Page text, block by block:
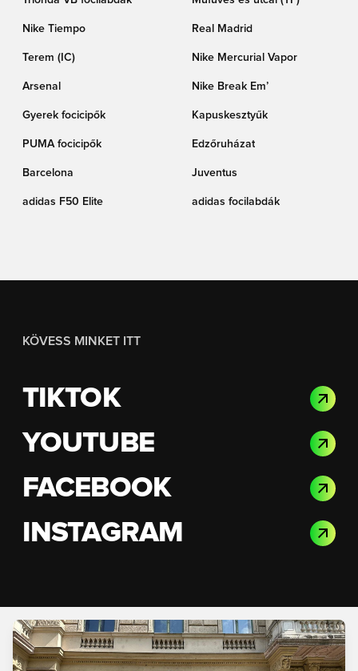
Nike Tiempo Real Madrid
Terem (IC) Nike Mercurial Vapor
Arsenal Nike Break Em’
Gyerek focicipők Kapuskesztyűk
PUMA focicipők Edzőruházat
Barcelona Juventus
adidas F50 Elite adidas focilabdák
KÖVESS MINKET ITT
TIKTOK
YOUTUBE
FACEBOOK
INSTAGRAM